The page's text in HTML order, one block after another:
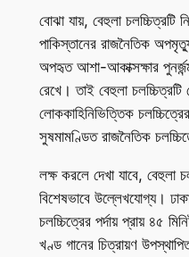
বোঝা যায়, বেহুলা চলচ্চিত্রটি
পাকিস্তানের রাজনৈতিক
অপহৃত আশা-আকাক্সক্ষার
রেখে। তাই বেহুলা
লোককাহিনিভিত্তিক
সুষমামণ্ডিত রাজনৈতিক
লক্ষ করলে দেখা যাবে, বেহুলা
বিশেষভাবে উল্লেখযোগ্য।
চলচ্চিত্রের পর্দায় প্রায় ৪৫
খণ্ড গানের চিত্রায়ণ